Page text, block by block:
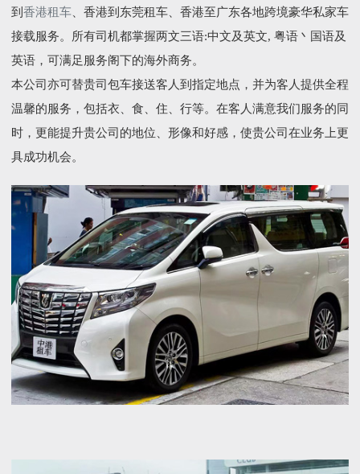
到 香港租车、香港到东莞租车、香港至广东各地跨境豪华私家车
接载服务。所有司机都掌握两文三语:中文及英文, 粤语丶国语及
英语，可满足服务阁下的海外商务。
本公司亦可替贵司包车接送客人到指定地点，并为客人提供全程
温馨的服务，包括衣、食、住、行等。在客人满意我们服务的同
时，更能提升贵公司的地位、形像和好感，使贵公司在业务上更
具成功机会。